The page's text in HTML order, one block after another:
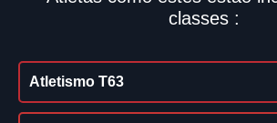
classes :
Atletismo T63